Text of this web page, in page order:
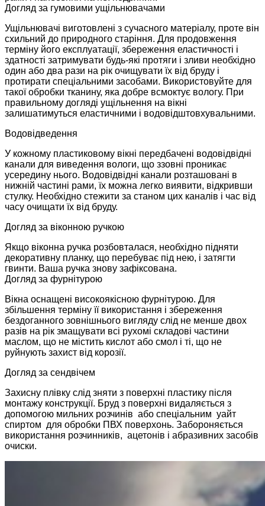
Догляд за гумовими ущільнювачами
Ущільнювачі виготовлені з сучасного матеріалу, проте він
схильний до природного старіння. Для продовження
терміну його експлуатації, збереження еластичності і
здатності затримувати будь-які протяги і зливи необхідно
один або два рази на рік очищувати їх від бруду і
протирати спеціальними засобами. Використовуйте для
такої обробки тканину, яка добре всмоктує вологу. При
правильному догляді ущільнення на вікні
залишатимуться еластичними і водовідштовхувальними.
Водовідведення
У кожному пластиковому вікні передбачені водовідвідні
канали для виведення вологи, що ззовні проникає
усередину нього. Водовідвідні канали розташовані в
нижній частині рами, їх можна легко виявити, відкривши
стулку. Необхідно стежити за станом цих каналів і час від
часу очищати їх від бруду.
Догляд за віконною ручкою
Якщо віконна ручка розбовталася, необхідно підняти
декоративну планку, що перебуває під нею, і затягти
гвинти. Ваша ручка знову зафіксована.
Догляд за фурнітурою
Вікна оснащені високоякісною фурнітурою. Для
збільшення терміну її використання і збереження
бездоганного зовнішнього вигляду слід не менше двох
разів на рік змащувати всі рухомі складові частини
маслом, що не містить кислот або смол і ті, що не
руйнують захист від корозії.
Догляд за сендвічем
Захисну плівку слід зняти з поверхні пластику після
монтажу конструкції. Бруд з поверхні видаляється з
допомогою мильних розчинів або спеціальним уайт
спиртом для обробки ПВХ поверхонь. Забороняється
використання розчинників, ацетонів і абразивних засобів
очиски.